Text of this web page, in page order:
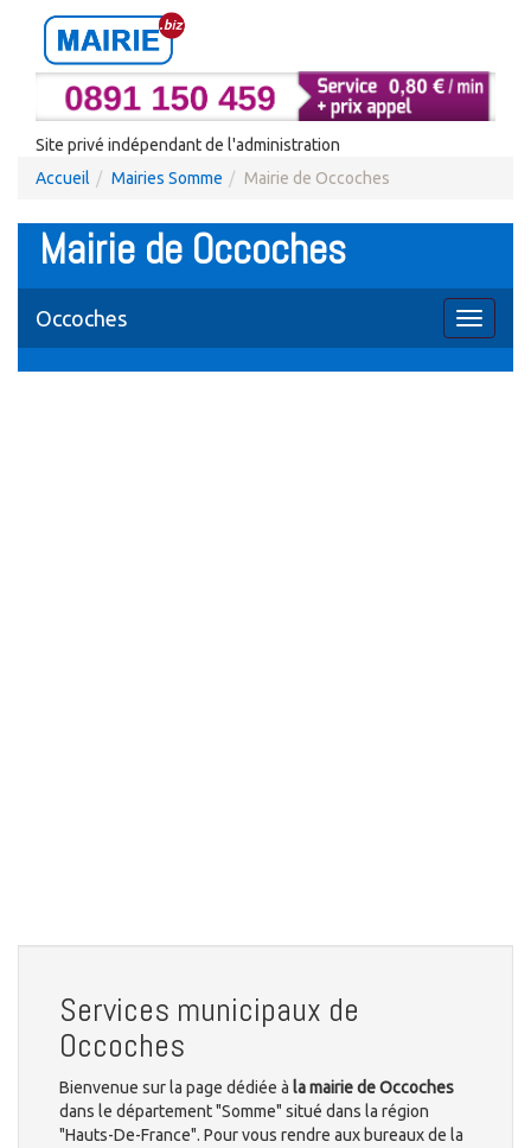
Site privé indépendant de l'administration
Accueil
Mairies Somme Mairie de Occoches
Mairie de Occoches
Toggle
Occoches
Services municipaux de
Occoches
Bienvenue sur la page dédiée à la mairie de Occoches
dans le département "Somme" situé dans la région
"Hauts-De-France". Pour vous rendre aux bureaux de la